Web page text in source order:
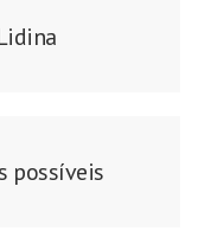
possíveis